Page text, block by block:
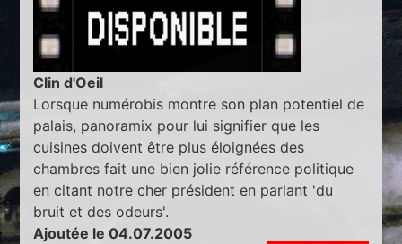
Clin d'Oeil
Lorsque numérobis montre son plan potentiel de
palais, panoramix pour lui signifier que les
cuisines doivent être plus éloignées des
chambres fait une bien jolie référence politique
en citant notre cher président en parlant 'du
bruit et des odeurs'.
Ajoutée le 04.07.2005